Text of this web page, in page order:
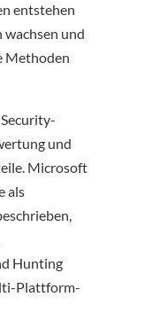
entstehen
wachsen und
Methoden
und
Microsoft
als
Hunting
Plattform-